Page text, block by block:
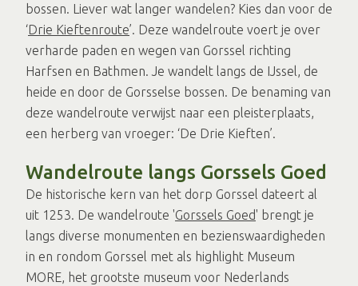
bossen. Liever wat langer wandelen? Kies dan voor de
‘Drie Kieftenroute’. Deze wandelroute voert je over
verharde paden en wegen van Gorssel richting
Harfsen en Bathmen. Je wandelt langs de IJssel, de
heide en door de Gorsselse bossen. De benaming van
deze wandelroute verwijst naar een pleisterplaats,
een herberg van vroeger: ‘De Drie Kieften’.
Wandelroute langs Gorssels Goed
De historische kern van het dorp Gorssel dateert al
uit 1253. De wandelroute 'Gorssels Goed' brengt je
langs diverse monumenten en bezienswaardigheden
in en rondom Gorssel met als highlight Museum
MORE, het grootste museum voor Nederlands